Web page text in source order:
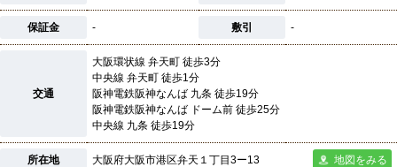
保証金 - 敷引 -
交通
大阪環状線 弁天町 徒歩3分
中央線 弁天町 徒歩1分
阪神電鉄阪神なんば 九条 徒歩19分
阪神電鉄阪神なんば ドーム前 徒歩25分
中央線 九条 徒歩19分
所在地 大阪府大阪市港区弁天１丁目3ー13 地図をみる